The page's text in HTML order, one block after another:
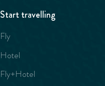
Start travelling
Fly
Hotel
Fly+Hotel